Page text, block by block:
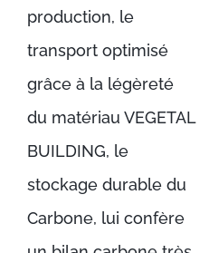
production, le
transport optimisé
grâce à la légèreté
du matériau VEGETAL
BUILDING, le
stockage durable du
Carbone, lui confère